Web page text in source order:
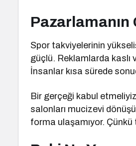
Pazarlamanın
Spor takviyelerinin
güçlü. Reklamlarda kaslı
İnsanlar kısa sürede
Bir gerçeği kabul
salonları mucizevi
forma ulaşamıyor.